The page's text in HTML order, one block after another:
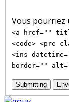
Vous pourriez
<a href=""
<code> <pre
<ins
border=""
Submitting